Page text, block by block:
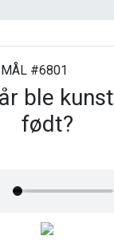
#6801
ble
født?